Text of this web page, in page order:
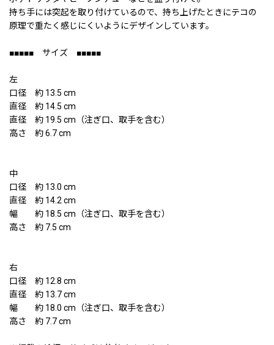
持ち手には突起を取り付けているので、持ち上げたときにテコの
原理で重たく感じにくいようにデザインしています。
■■■■■ サイズ ■■■■■
左
口径 約 13.5 cm
直径 約 14.5 cm
直径 約 19.5 cm（注ぎ口、取手を含む）
高さ 約 6.7 cm
中
口径 約 13.0 cm
直径 約 14.2 cm
幅 約 18.5 cm（注ぎ口、取手を含む）
高さ 約 7.5 cm
右
口径 約 12.8 cm
直径 約 13.7 cm
幅 約 18.0 cm（注ぎ口、取手を含む）
高さ 約 7.7 cm